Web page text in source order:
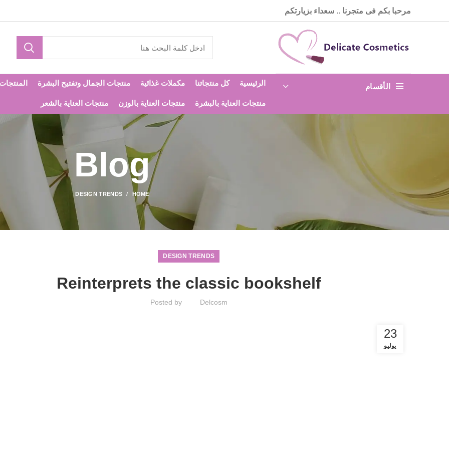
مرحبا بكم فى متجرنا .. سعداء بزيارتكم
الأقسام الرئيسية كل منتجاتنا مكملات غذائية منتجات الجمال وتفتيح البشرة
منتجات العناية بالبشرة منتجات العناية بالوزن منتجات العناية بالشعر
Blog
HOME
DESIGN TRENDS
DESIGN TRENDS
Reinterprets the classic bookshelf
Posted by Delcosm
23
يوليو